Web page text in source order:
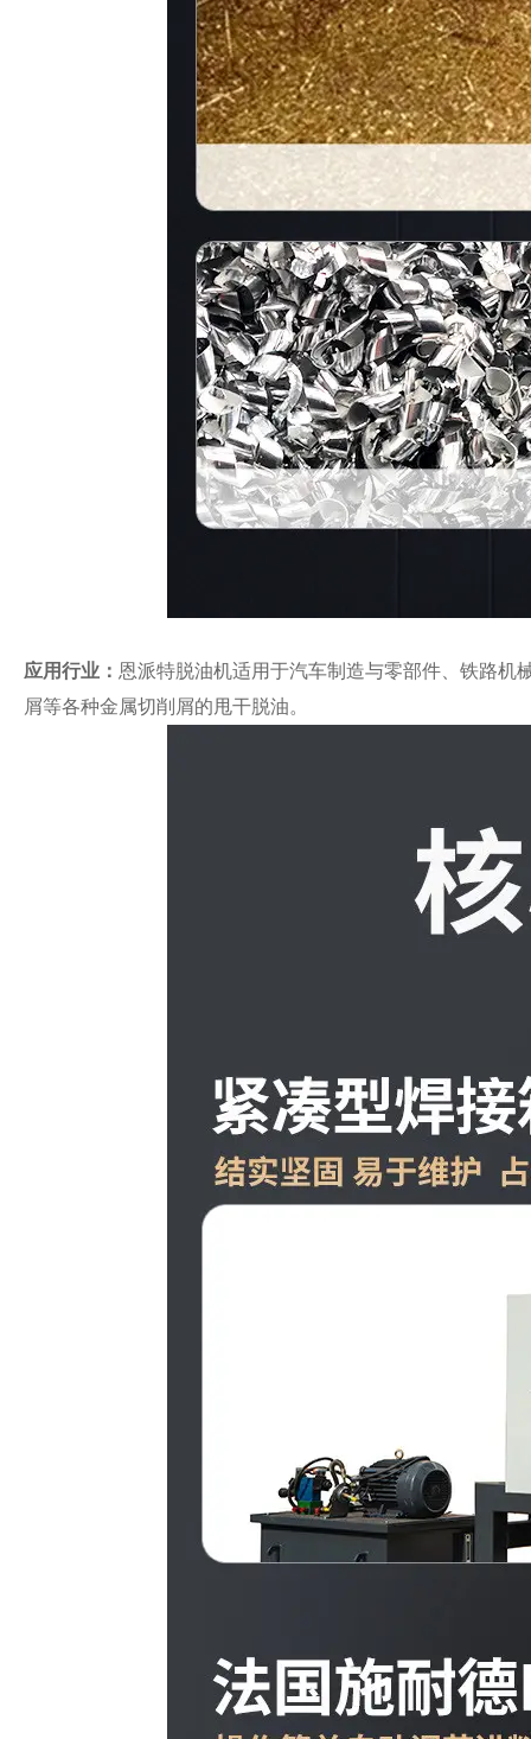
应用行业： 恩派特脱油机适用于汽车制造与零部件、铁路机
屑等各种金属切削屑的甩干脱油。